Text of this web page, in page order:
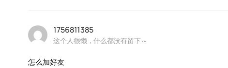
1756811385
这个人很懒，什么都没有留下～
怎么加好友